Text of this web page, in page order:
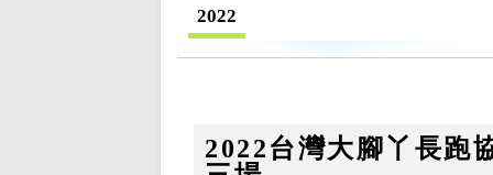
2022
2022台灣大腳丫長跑